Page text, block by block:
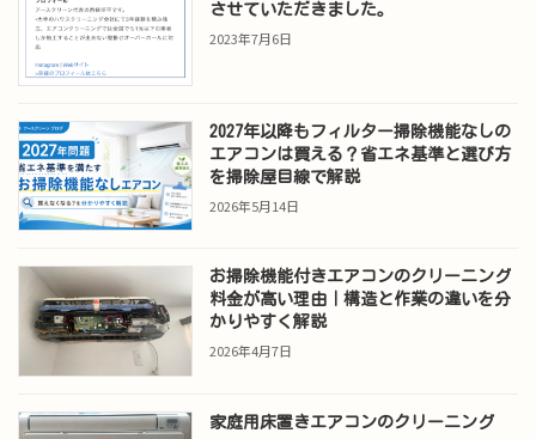
ー
ジ
り
させていただきました。
2023年7月6日
2027年以降もフィルター掃除機能なしの
エアコンは買える？省エネ基準と選び方
を掃除屋目線で解説
2026年5月14日
お掃除機能付きエアコンのクリーニング
料金が高い理由｜構造と作業の違いを分
かりやすく解説
2026年4月7日
家庭用床置きエアコンのクリーニング